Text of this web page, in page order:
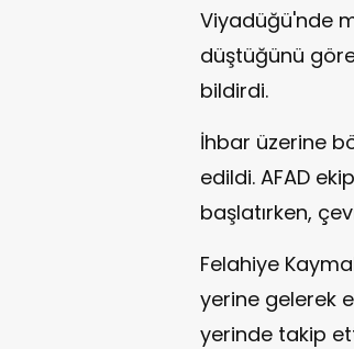
Viyadüğü'nde
düştüğünü
bildirdi.
İhbar üzerine
edildi. AFAD
başlatırken,
Felahiye
yerine gelerek
yerinde takip